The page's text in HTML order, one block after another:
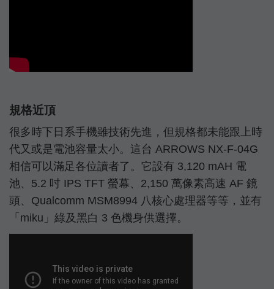
規格近頂
很多時下日系手機雖技術先進，但規格都未能跟上時
代又或是電池容量太小。這台 ARROWS NX-F-04G
相信可以滿足各位讀者了。它設有 3,120 mAH 電
池、5.2 吋 IPS TFT 螢幕、2,150 萬像素高速 AF 鏡
頭、Qualcomm MSM8994 八核心處理器等等，並有
「miku」綠及黑白 3 色機身供選擇。